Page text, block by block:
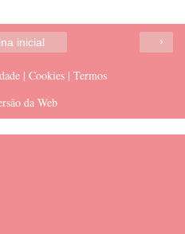
›
inicial
| Cookies | Termos
da Web